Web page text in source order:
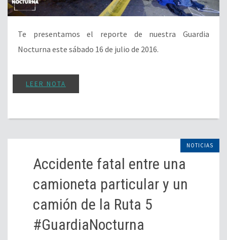
Te presentamos el reporte de nuestra Guardia
Nocturna este sábado 16 de julio de 2016.
LEER NOTA
NOTICIAS
Accidente fatal entre una
camioneta particular y un
camión de la Ruta 5
#GuardiaNocturna